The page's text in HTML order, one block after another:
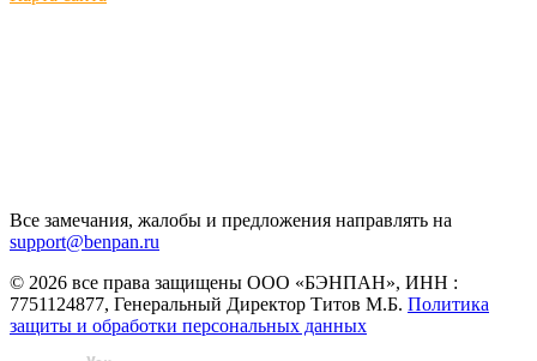
Все замечания, жалобы и предложения направлять на
support@benpan.ru
© 2026 все права защищены ООО «БЭНПАН», ИНН :
7751124877, Генеральный Директор Титов М.Б. Политика
защиты и обработки персональных данных